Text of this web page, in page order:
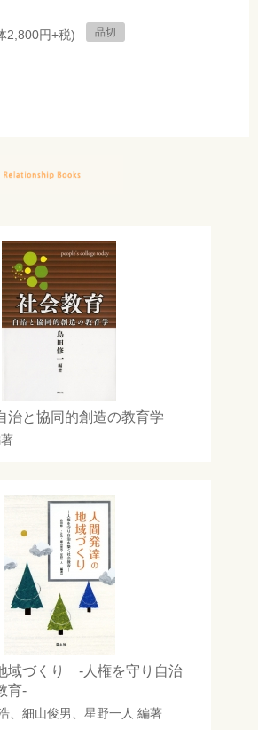
2,800円+税) 品切
と協同的創造の教育学
域づくり -人権を守り自治
育-
、 細山俊男 星野一人 編著